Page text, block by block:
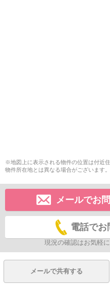
※地図上に表示される物件の位置は付近
物件所在地とは異なる場合がございます。
メールでお
電話でお
現況の確認はお気軽
メールで共有する